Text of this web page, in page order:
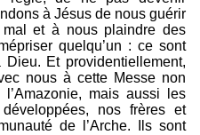
à Jésus de nous guérir
et à nous plaindre des
quelqu’un : ce sont
Et providentiellement,
nous à cette Messe non
mais aussi les
nos frères et
de l’Arche. Ils sont